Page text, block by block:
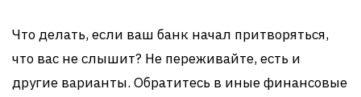
Что делать, если ваш банк начал притворяться,
что вас не слышит? Не переживайте, есть и
другие варианты. Обратитесь в иные финансовые